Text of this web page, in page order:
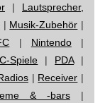
| Lautsprecher,
| Musik-Zubehör |
| Nintendo|
Spiele | PDA|
| Receiver |
& -bars|